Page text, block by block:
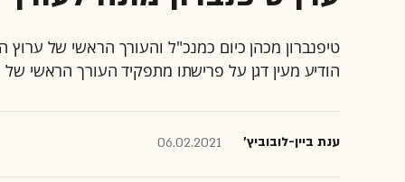
הודיע מעין דגן על פרישתו מתפקיד העורך הראשי של
ענת ביין-לובוביץ' 06.02.2021